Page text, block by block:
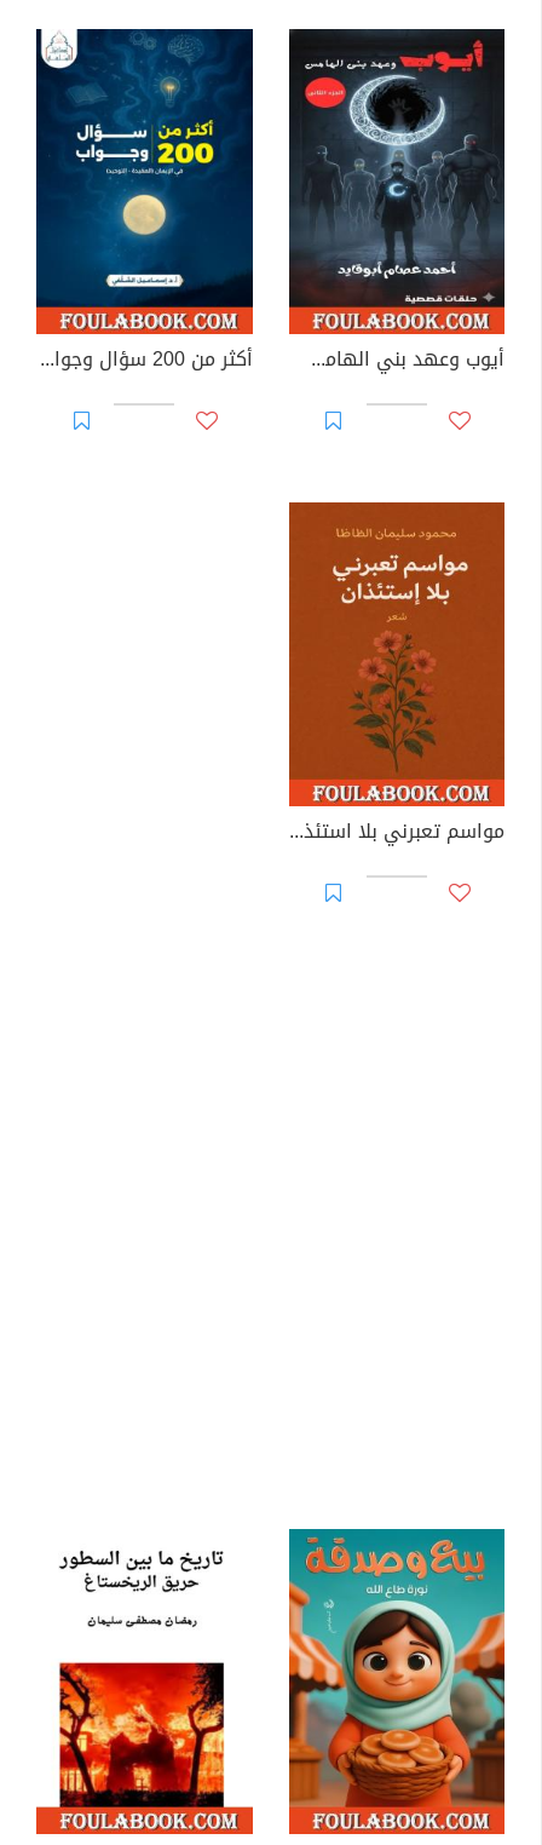
أيوب وعهد بني الهامس - الجزء الثاني أكثر من 200 سؤال وجواب في الإيمان (العقيدة - التوحيد)
مواسم تعبرني بلا استئذان